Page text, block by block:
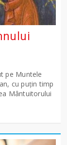
pe Muntele
cu puțin timp
Mântuitorului